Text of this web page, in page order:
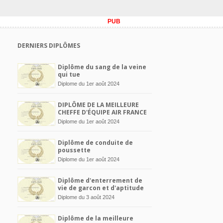
PUB
DERNIERS DIPLÔMES
Diplôme du sang de la veine
qui tue
Diplome du 1er août 2024
DIPLÔME DE LA MEILLEURE
CHEFFE D'ÉQUIPE AIR FRANCE
Diplome du 1er août 2024
Diplôme de conduite de
poussette
Diplome du 1er août 2024
Diplôme d'enterrement de
vie de garcon et d'aptitude
au mariage
Diplome du 3 août 2024
Diplôme de la meilleure